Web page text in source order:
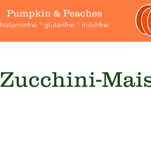
Pumpkin & Peaches
histaminfrei ° glutenfrei ° milchfrei
Zucchini-